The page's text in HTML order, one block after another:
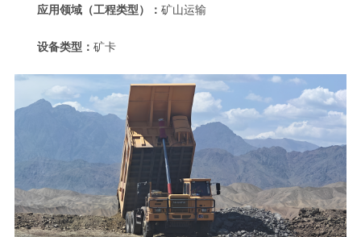
应用领域（工程类型）： 矿山运输
设备类型： 矿卡